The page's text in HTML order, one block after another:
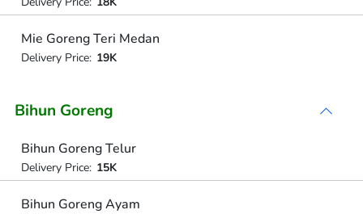
Mie Goreng Teri Medan
Delivery Price: 19K
Bihun Goreng
Bihun Goreng Telur
Delivery Price: 15K
Bihun Goreng Ayam